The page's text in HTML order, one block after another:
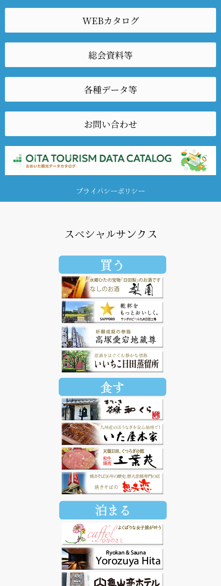
WEBカタログ
総会資料等
各種データ等
お問い合わせ
プライバシーポリシー
スペシャルサンクス